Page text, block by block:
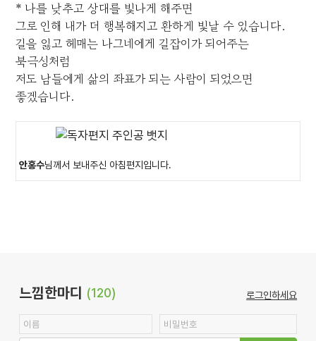
* 나를 낮추고 상대를 빛나게 해주면
그로 인해 내가 더 행복해지고 환하게 빛날 수 있습니다.
길을 잃고 헤매는 나그네에게 길잡이가 되어주는
북극성처럼
저도 남들에게 삶의 좌표가 되는 사람이 되었으면
좋겠습니다.
안홍수님께서 보내주신 아침편지입니다.
느낌한마디 (120) 로그인하세요